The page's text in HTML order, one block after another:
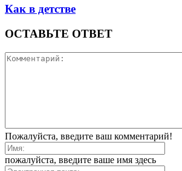
Как в детстве
ОСТАВЬТЕ ОТВЕТ
Пожалуйста, введите ваш комментарий!
пожалуйста, введите ваше имя здесь